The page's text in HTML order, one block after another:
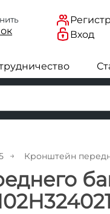
Вход
Кронштейн